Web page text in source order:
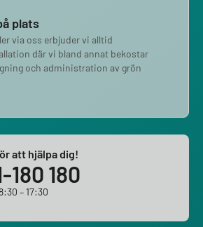
plats
via oss erbjuder vi alltid
där vi bland annat bekostar
och administration av grön
att hjälpa dig!
180 180
– 17:30